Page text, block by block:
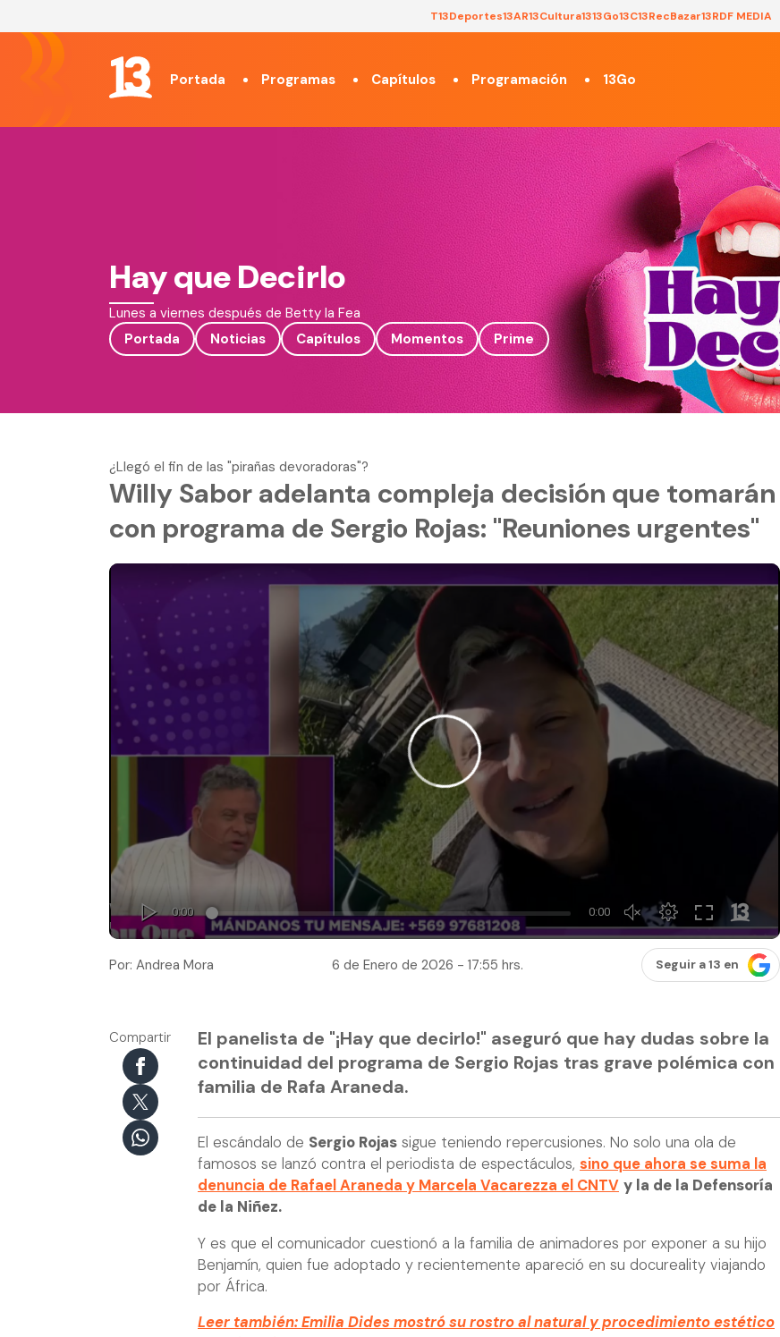
T13Deportes13AR13Cultura1313Go13C13RecBazar13RDF MEDIA
Portada Programas Capítulos Programación 13Go
Hay que Decirlo
Lunes a viernes después de Betty la Fea
Portada
Noticias Capítulos Momentos Prime
¿Llegó el fin de las "pirañas devoradoras"?
Willy Sabor adelanta compleja decisión que tomarán
con programa de Sergio Rojas: "Reuniones urgentes"
Por: Andrea Mora 6 de Enero de 2026 - 17:55 hrs. Seguir a 13 en
Compartir
El panelista de "¡Hay que decirlo!" aseguró que hay dudas sobre la
continuidad del programa de Sergio Rojas tras grave polémica con
familia de Rafa Araneda.
El escándalo de Sergio Rojas sigue teniendo repercusiones. No solo una ola de
famosos se lanzó contra el periodista de espectáculos, sino que ahora se suma la
denuncia de Rafael Araneda y Marcela Vacarezza el CNTV y la de la Defensoría
de la Niñez.
Y es que el comunicador cuestionó a la familia de animadores por exponer a su hijo
Benjamín, quien fue adoptado y recientemente apareció en su docureality viajando
por África.
Leer también: Emilia Dides mostró su rostro al natural y procedimiento estético